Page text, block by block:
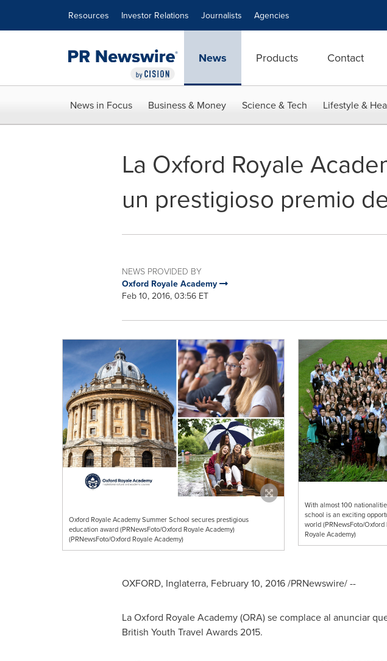
Resources Investor Relations Journalists Agencies
News Products Contact
News in Focus Business & Money Science & Tech Lifestyle &
La Oxford Royale
un prestigioso premio
NEWS PROVIDED BY
Oxford Royale Academy
Feb 10, 2016, 03:56 ET
Oxford Royale Academy Summer School secures prestigious
education award (PRNewsFoto/Oxford Royale Academy)
(PRNewsFoto/Oxford Royale Academy)
With almost 100
school is an exciting
world (PRNewsFoto/
Royale Academy)
OXFORD, Inglaterra, February 10, 2016/PRNewswire/ --
La Oxford Royale Academy (ORA) se complace al anunciar
British Youth Travel Awards 2015.